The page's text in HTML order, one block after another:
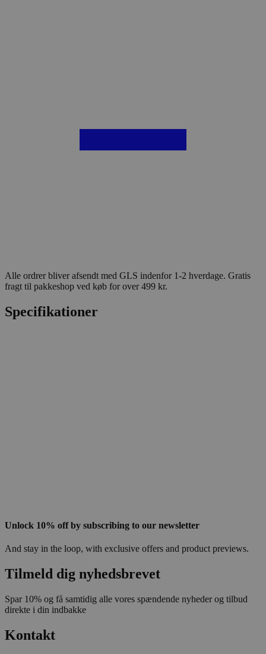
Alle ordrer bliver afsendt med GLS indenfor 1-2 hverdage. Gratis
fragt til pakkeshop ved køb for over 499 kr.
Specifikationer
Unlock 10% off by subscribing to our newsletter
And stay in the loop, with exclusive offers and product previews.
Tilmeld dig nyhedsbrevet
Spar 10% og få samtidig alle vores spændende nyheder og tilbud
direkte i din indbakke
Kontakt